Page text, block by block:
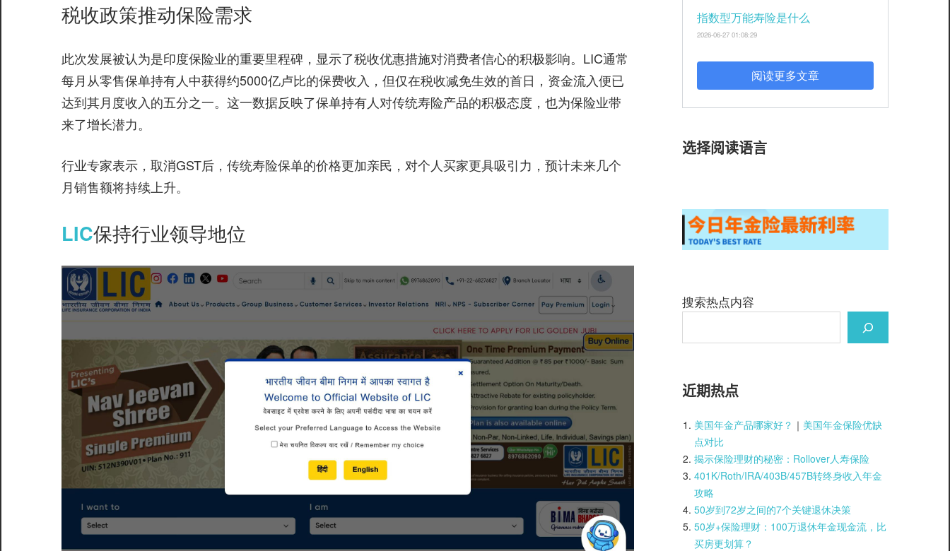
税收政策推动保险需求
此次发展被认为是印度保险业的重要里程碑，显示了税收优惠措施对消费者信心的积极影响。LIC通常
每月从零售保单持有人中获得约5000亿卢比的保费收入，但仅在税收减免生效的首日，资金流入便已
达到其月度收入的五分之一。这一数据反映了保单持有人对传统寿险产品的积极态度，也为保险业带
来了增长潜力。
行业专家表示，取消GST后，传统寿险保单的价格更加亲民，对个人买家更具吸引力，预计未来几个
月销售额将持续上升。
LIC保持行业领导地位
指数型万能寿险是什么
2026-06-27 01:08:29
阅读更多文章
选择阅读语言
搜索热点内容
近期热点
美国年金产品哪家好？ ｜ 美国年金保险优缺
点对比
揭示保险理财的秘密：Rollover人寿保险
401K/Roth/IRA/403B/457B转终身收入年金
攻略
50岁到72岁之间的7个关键退休决策
50岁+保险理财：100万退休年金现金流，比
买房更划算？